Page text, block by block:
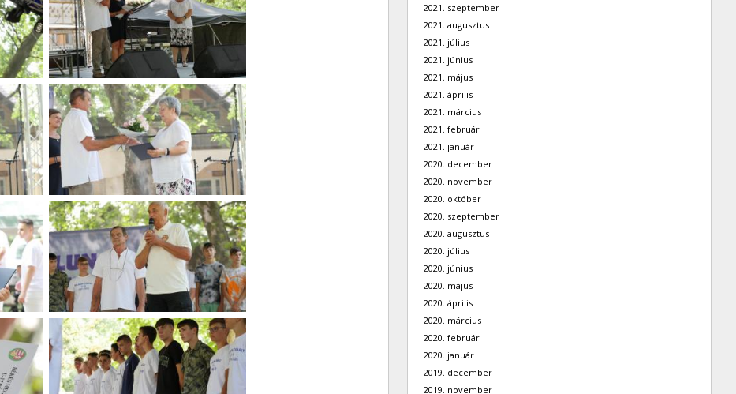
2021. szeptember
2021. augusztus
2021. július
2021. június
2021. május
2021. április
2021. március
2021. február
2021. január
2020. december
2020. november
2020. október
2020. szeptember
2020. augusztus
2020. július
2020. június
2020. május
2020. április
2020. március
2020. február
2020. január
2019. december
2019. november